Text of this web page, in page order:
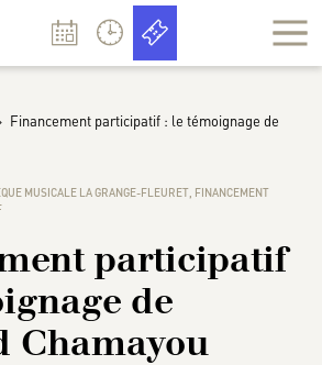
Financement participatif : le témoignage de
MUSICALE LA GRANGE-FLEURET FINANCEMENT
participatif
de
Chamayou
cookies